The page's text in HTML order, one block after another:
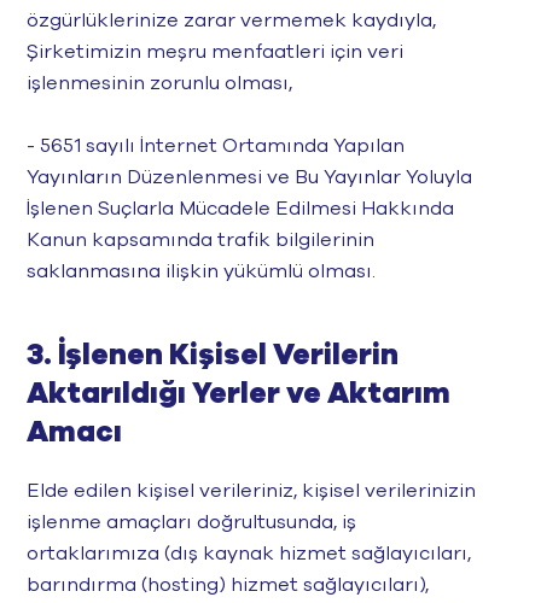
özgürlüklerinize zarar vermemek kaydıyla,
Şirketimizin meşru menfaatleri için veri
işlenmesinin zorunlu olması,
- 5651 sayılı İnternet Ortamında Yapılan
Yayınların Düzenlenmesi ve Bu Yayınlar Yoluyla
İşlenen Suçlarla Mücadele Edilmesi Hakkında
Kanun kapsamında trafik bilgilerinin
saklanmasına ilişkin yükümlü olması.
3. İşlenen Kişisel Verilerin
Aktarıldığı Yerler ve Aktarım
Amacı
Elde edilen kişisel verileriniz, kişisel verilerinizin
işlenme amaçları doğrultusunda, iş
ortaklarımıza (dış kaynak hizmet sağlayıcıları,
barındırma (hosting) hizmet sağlayıcıları),